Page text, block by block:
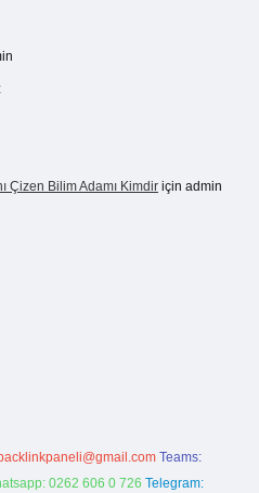
Çizen Bilim Adamı Kimdir için admin
Teams:
0262 606 0 726 Telegram: